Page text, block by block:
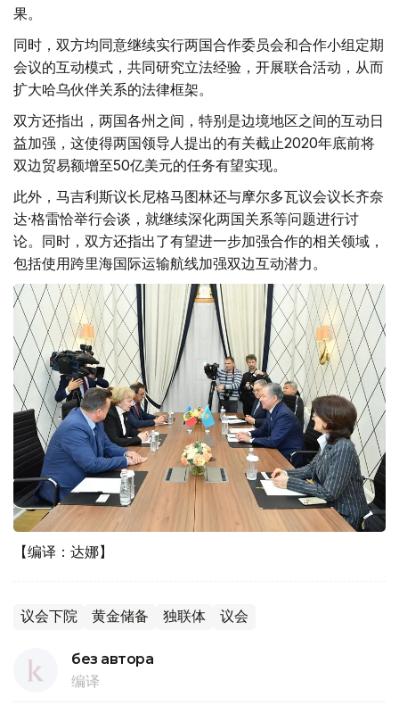
果。
同时，双方均同意继续实行两国合作委员会和合作小组定期
会议的互动模式，共同研究立法经验，开展联合活动，从而
扩大哈乌伙伴关系的法律框架。
双方还指出，两国各州之间，特别是边境地区之间的互动日
益加强，这使得两国领导人提出的有关截止2020年底前将
双边贸易额增至50亿美元的任务有望实现。
此外，马吉利斯议长尼格马图林还与摩尔多瓦议会议长齐奈
达·格雷恰举行会谈，就继续深化两国关系等问题进行讨
论。同时，双方还指出了有望进一步加强合作的相关领域，
包括使用跨里海国际运输航线加强双边互动潜力。
【编译：达娜】
议会下院 黄金储备 独联体 议会
без автора
编译